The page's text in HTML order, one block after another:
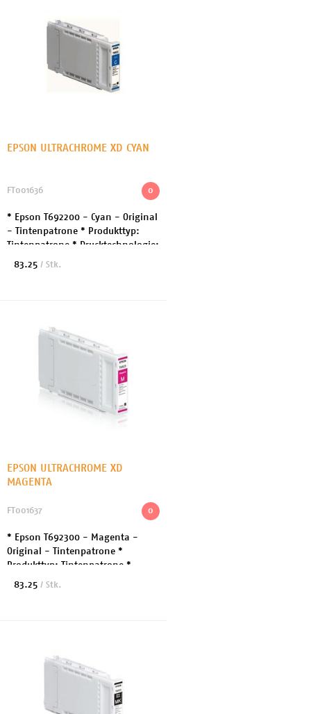
EPSON ULTRACHROME XD CYAN
0
FT001636
* Epson T692200 - Cyan - Original
- Tintenpatrone * Produkttyp:
Tintenpatrone * Drucktechnologie:
Tintenstrahl * Druckfarbe: Cyan *
83.25 / Stk.
EPSON ULTRACHROME XD
MAGENTA
0
FT001637
* Epson T692300 - Magenta -
Original - Tintenpatrone *
Produkttyp: Tintenpatrone *
Drucktechnologie: Tintenstrahl *
83.25 / Stk.